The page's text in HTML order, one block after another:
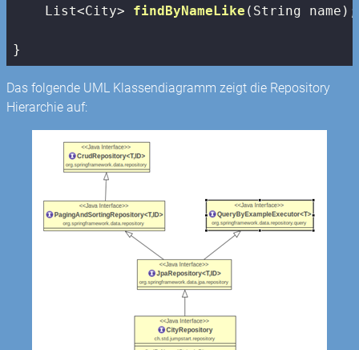
List<City> findByNameLike (String name) ;
}
Das folgende UML Klassendiagramm zeigt die Repository
Hierarchie auf: